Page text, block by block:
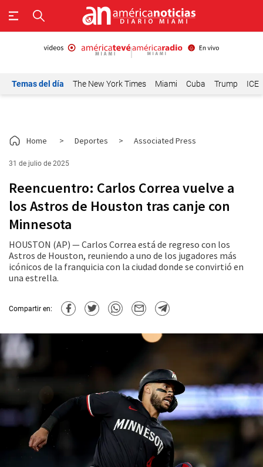
Temas del día The New York Times Miami Cuba Trump ICE
Home > Deportes > Associated Press
31 de julio de 2025
Reencuentro: Carlos Correa vuelve a
los Astros de Houston tras canje con
Minnesota
HOUSTON (AP) — Carlos Correa está de regreso con los
Astros de Houston, reuniendo a uno de los jugadores más
icónicos de la franquicia con la ciudad donde se convirtió en
una estrella.
Compartir en: